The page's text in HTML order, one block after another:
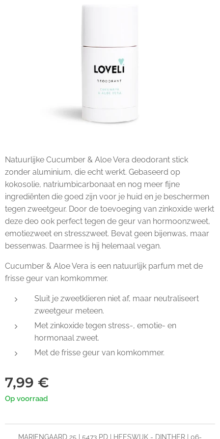
Natuurlijke Cucumber & Aloe Vera deodorant stick
zonder aluminium, die echt werkt. Gebaseerd op
kokosolie, natriumbicarbonaat en nog meer fijne
ingrediënten die goed zijn voor je huid en je beschermen
tegen zweetgeur. Door de toevoeging van zinkoxide werkt
deze deo ook perfect tegen de geur van hormoonzweet,
emotiezweet en stresszweet. Bevat geen bijenwas, maar
bessenwas. Daarmee is hij helemaal vegan.
Cucumber & Aloe Vera is een natuurlijk parfum met de
frisse geur van komkommer.
Sluit je zweetklieren niet af, maar neutraliseert
zweetgeur meteen.
Met zinkoxide tegen stress-, emotie- en
hormonaal zweet.
Met de frisse geur van komkommer.
7,99 €
Op voorraad
MARIENGAARD 25 | 5473 PD | HEESWIJK - DINTHER | 06-